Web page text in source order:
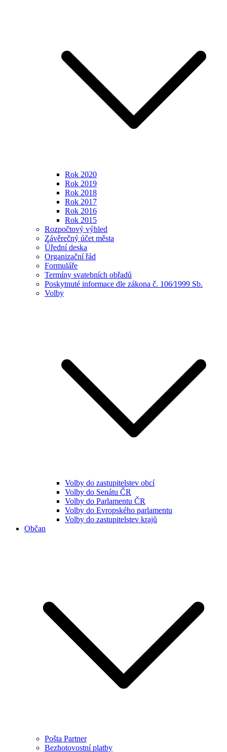
Rok 2020
Rok 2019
Rok 2018
Rok 2017
Rok 2016
Rok 2015
Rozpočtový výhled
Závěrečný účet města
Úřední deska
Organizační řád
Formuláře
Termíny svatebních obřadů
Poskytnuté informace dle zákona č. 106⁄1999 Sb.
Volby
Volby do zastupitelstev obcí
Volby do Senátu ČR
Volby do Parlamentu ČR
Volby do Evropského parlamentu
Volby do zastupitelstev krajů
Občan
Pošta Partner
Bezhotovostní platby